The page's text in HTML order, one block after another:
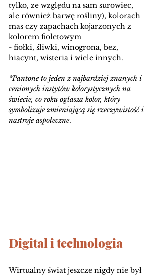
tylko, ze względu na sam surowiec,
ale również barwę rośliny), kolorach
mas czy zapachach kojarzonych z
kolorem fioletowym
- fiołki, śliwki, winogrona, bez,
hiacynt, wisteria i wiele innych.
*Pantone to jeden z najbardziej znanych i
cenionych instytów kolorystycznych na
świecie, co roku ogłasza kolor, który
symbolizuje zmieniającą się rzeczywistość i
nastroje aspołeczne.
Digital i technologia
Wirtualny świat jeszcze nigdy nie był